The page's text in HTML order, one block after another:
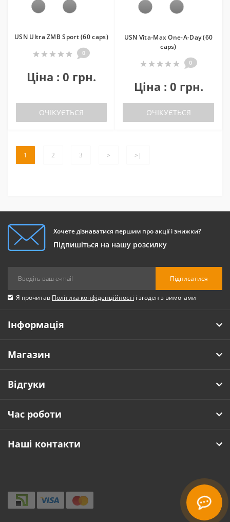
USN Ultra ZMB Sport (60 caps)
0
Ціна : 0 грн.
ОЧІКУЄТЬСЯ
USN Vita-Max One-A-Day (60
caps)
0
Ціна : 0 грн.
ОЧІКУЄТЬСЯ
1 2 3 > >|
Хочете дізнаватися першим про акції і знижки?
Підпишіться на нашу розсилку
Підписатися
Я прочитав Політика конфіденційності і згоден з вимогами
Інформація
Магазин
Відгуки
Час роботи
Наші контакти